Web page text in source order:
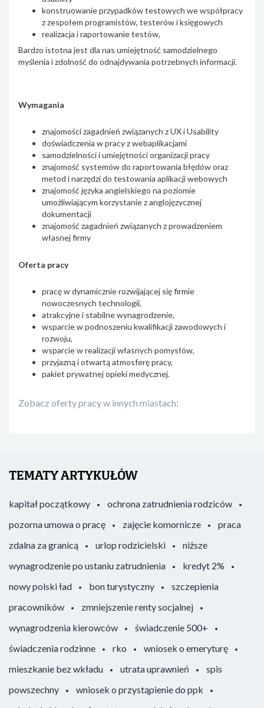
konstruowanie przypadków testowych we współpracy
z zespołem programistów, testerów i księgowych
realizacja i raportowanie testów,
Bardzo istotna jest dla nas umiejętność samodzielnego
myślenia i zdolność do odnajdywania potrzebnych informacji.
Wymagania
znajomości zagadnień związanych z UX i Usability
doświadczenia w pracy z webaplikacjami
samodzielności i umiejętności organizacji pracy
znajomość systemów do raportowania błędów oraz
metod i narzędzi do testowania aplikacji webowych
znajomość języka angielskiego na poziomie
umożliwiającym korzystanie z anglojęzycznej
dokumentacji
znajomość zagadnień związanych z prowadzeniem
własnej firmy
Oferta pracy
pracę w dynamicznie rozwijającej się firmie
nowoczesnych technologii,
atrakcyjne i stabilne wynagrodzenie,
wsparcie w podnoszeniu kwalifikacji zawodowych i
rozwoju,
wsparcie w realizacji własnych pomysłów,
przyjazną i otwartą atmosferę pracy,
pakiet prywatnej opieki medycznej.
Zobacz oferty pracy w innych miastach:
TEMATY ARTYKUŁÓW
kapitał początkowy
ochrona zatrudnienia rodziców
pozorna umowa o pracę
zajęcie komornicze
praca
zdalna za granicą
urlop rodzicielski
niższe
wynagrodzenie po ustaniu zatrudnienia
kredyt 2%
nowy polski ład
bon turystyczny
szczepienia
pracowników
zmniejszenie renty socjalnej
wynagrodzenia kierowców
świadczenie 500+
świadczenia rodzinne
rko
wniosek o emeryturę
mieszkanie bez wkładu
utrata uprawnień
spis
powszechny
wniosek o przystąpienie do ppk